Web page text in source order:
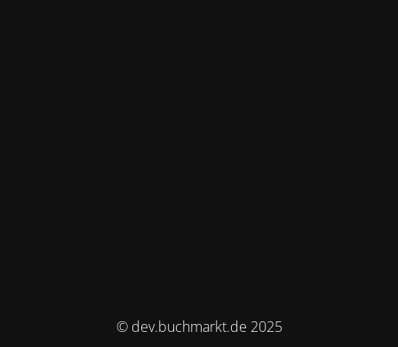
© dev.buchmarkt.de 2025